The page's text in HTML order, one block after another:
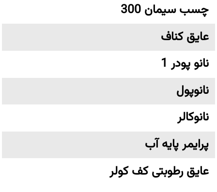
چسب سیمان 300
عایق کناف
نانو پودر 1
نانوپول
نانوکالر
پرایمر پایه آب
عایق رطوبتی کف کولر